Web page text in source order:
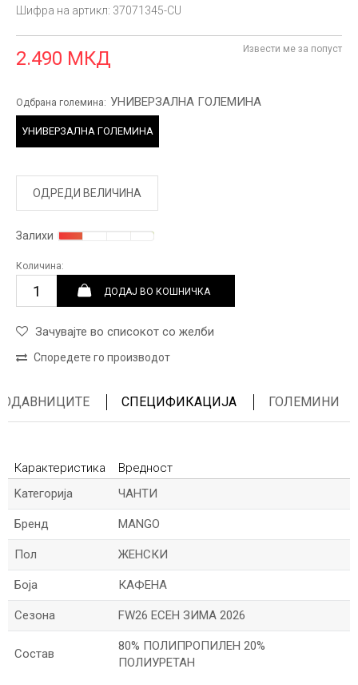
Шифра на артикл: 37071345-CU
2.490 МКД Извести ме за попуст
Одбрана големина: УНИВЕРЗАЛНА ГОЛЕМИНА
УНИВЕРЗАЛНА ГОЛЕМИНА
ОДРЕДИ ВЕЛИЧИНА
Залихи
Количина:
ДОДАЈ ВО КОШНИЧКА
Зачувајте во списокот со желби
Споредете го производот
СПЕЦИФИКАЦИЈА ГОЛЕМИНИ
Карактеристика
Вредност
Kатегорија
ЧАНТИ
Бренд MANGO
Пол ЖЕНСКИ
Боја КАФЕНА
Сезона FW26 ЕСЕН ЗИМА 2026
Состав
80% ПОЛИПРОПИЛЕН 20%
ПОЛИУРЕТАН